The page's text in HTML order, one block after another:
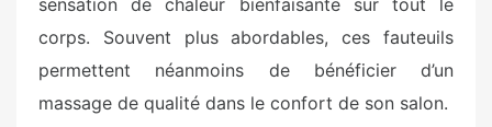
corps. Souvent plus abordables, ces fauteuils
permettent néanmoins de bénéficier d’un
massage de qualité dans le confort de son salon.